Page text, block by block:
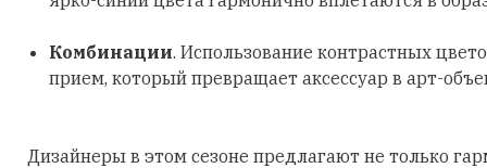
Комбинации. Использование контрастных
прием, который превращает аксессуар в арт-
Дизайнеры в этом сезоне предлагают не только